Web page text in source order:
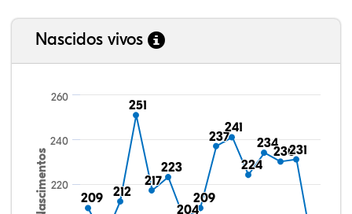
Nascidos vivos
Nascimentos 209
209 212
212
251
251
217
217
223
223
204
204
209
209
237
237
241
241
224
224
234
234
230
230231
231
220
240
260